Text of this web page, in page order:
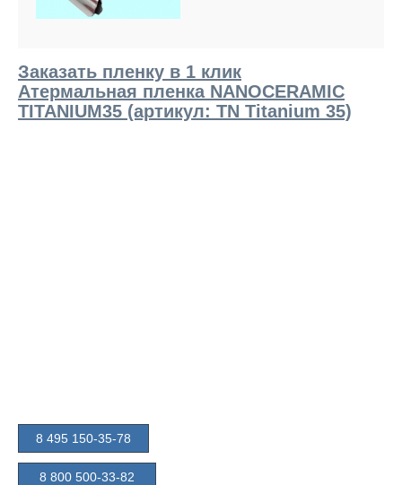
Заказать пленку в 1 клик
Атермальная пленка NANOCERAMIC
TITANIUM35 (артикул: TN Titanium 35)
8 495 150-35-78
8 800 500-33-82